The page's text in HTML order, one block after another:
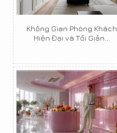
Không Gian Phòng Khách
Hiện Đại và Tối Giản...